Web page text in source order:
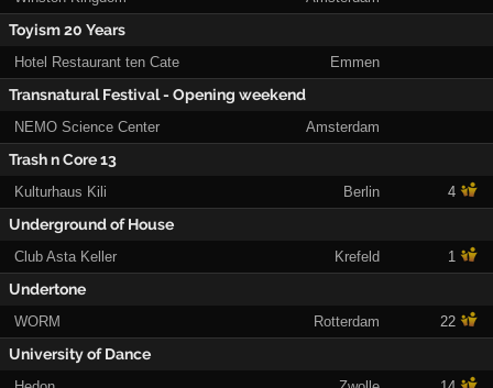
Toyism 20 Years
Hotel Restaurant ten Cate Emmen
Transnatural Festival - Opening weekend
NEMO Science Center Amsterdam
Trash n Core 13
Kulturhaus Kili Berlin 4
Underground of House
Club Asta Keller Krefeld 1
Undertone
WORM Rotterdam 22
University of Dance